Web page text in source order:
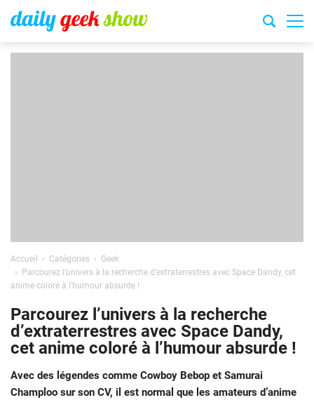
Accueil Catégories
Geek
Parcourez l’univers à la recherche d’extraterrestres avec Space Dandy, cet
anime coloré à l’humour absurde !
Parcourez l’univers à la recherche
d’extraterrestres avec Space Dandy,
cet anime coloré à l’humour absurde !
Avec des légendes comme Cowboy Bebop et Samurai
Champloo sur son CV, il est normal que les amateurs d’anime